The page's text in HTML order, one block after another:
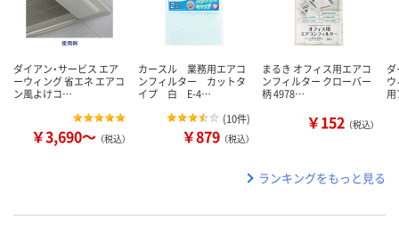
ダイアン・サービス エア
ーウィング 省エネ エアコ
ン風よけコ…
￥3,690～ （税込）
カースル 業務用エアコ
ンフィルター カットタ
イプ 白 E-4…
(10件)
￥879 （税込）
まるき オフィス用エアコ
ンフィルター クローバー
柄 4978…
￥152 （税込）
ウ
ランキングをもっと見る